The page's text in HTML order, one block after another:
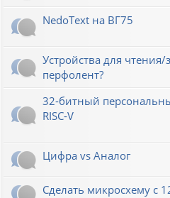
NedoText на ВГ75
Устройства для
перфолент?
32-битный
RISC-V
Цифра vs Аналог
Сделать микросхему с